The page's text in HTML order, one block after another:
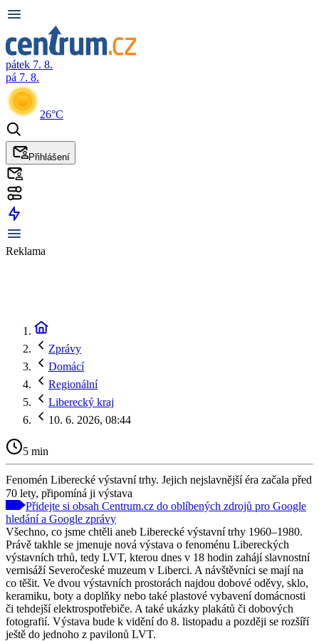
pátek 7. 8.
pá 7. 8.
26°C
Přihlášení
Reklama
Zprávy
Domácí
Regionální
Liberecký kraj
10. 6. 2026, 08:44
5 min
Fenomén Liberecké výstavní trhy. Jejich nejslavnější éra začala před
70 lety, připomíná ji výstava
Přidejte si obsah Centrum.cz do oblíbených zdrojů pro Google
hledání a Google zprávy
Všechno, co jsme chtěli aneb Liberecké výstavní trhy 1960–1980.
Právě takhle se jmenuje nová výstava o fenoménu Libereckých
výstavních trhů, tedy LVT, kterou dnes v 18 hodin zahájí slavnostní
vernisáží Severočeské muzeum v Liberci. A návštěvníci se mají na
co těšit. Ve dvou výstavních prostorách najdou dobové oděvy, sklo,
keramiku, boty a doplňky nebo také plastové vybavení domácnosti
či tehdejší elektrospotřebiče. A také ukázky plakátů či dobových
fotografií. Výstava bude k vidění do 8. listopadu a později se rozšíří
ještě do jednoho z pavilonů LVT.